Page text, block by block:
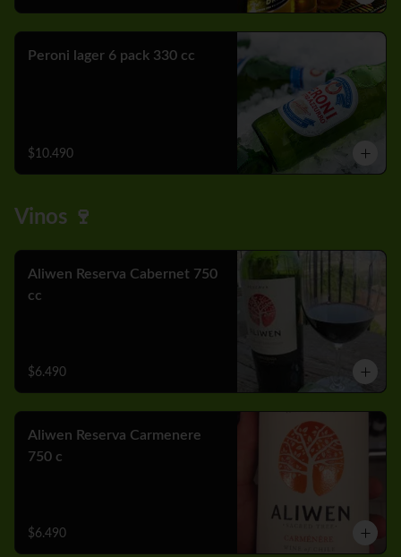
Peroni lager 6 pack 330 cc
$10.490
Vinos 🍷
Aliwen Reserva Cabernet 750
cc
$6.490
Aliwen Reserva Carmenere
750 c
$6.490